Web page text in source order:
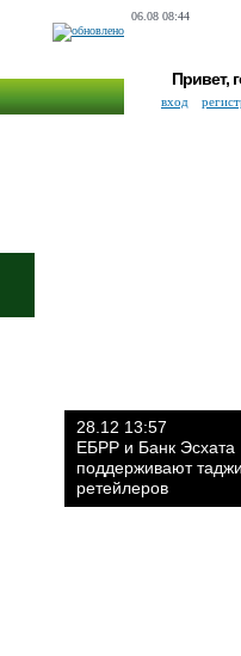
06.08 08:44
Привет,
вход
28.12 13:57
ЕБРР и Банк Эсхата
поддерживают
ретейлеров